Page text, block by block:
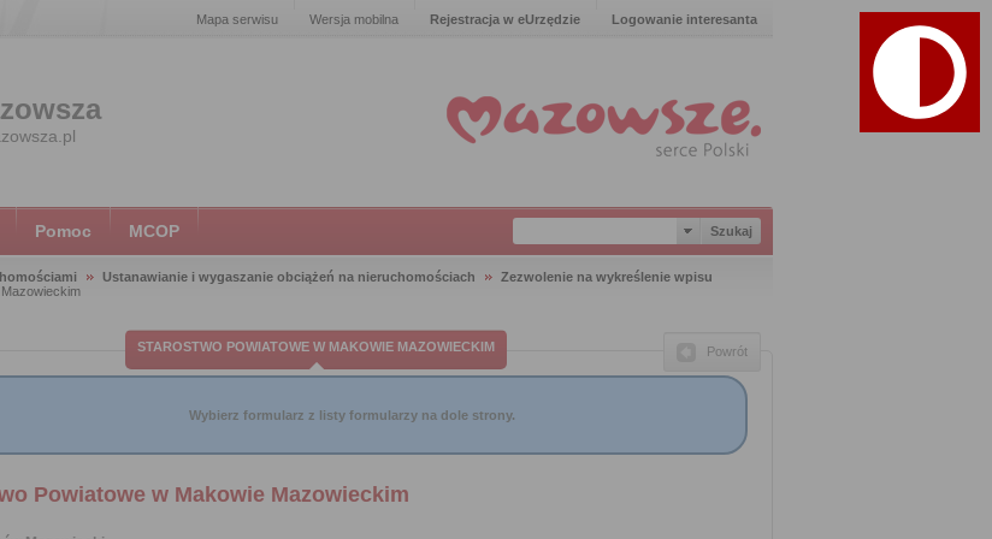
Mapa serwisu Wersja mobilna Rejestracja w eUrzędzie Logowanie interesanta
Pomoc MCOP
Ustanawianie i wygaszanie obciążeń na nieruchomościach
Zezwolenie na wykreślenie wpisu
STAROSTWO POWIATOWE W MAKOWIE MAZOWIECKIM Powrót
Wybierz formularz z listy formularzy na dole strony.
Powiatowe w Makowie Mazowieckim